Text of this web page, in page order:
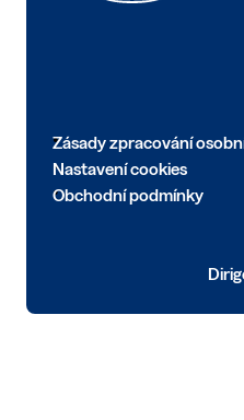
Zásady zpracování
Nastavení cookies
Obchodní podmínky